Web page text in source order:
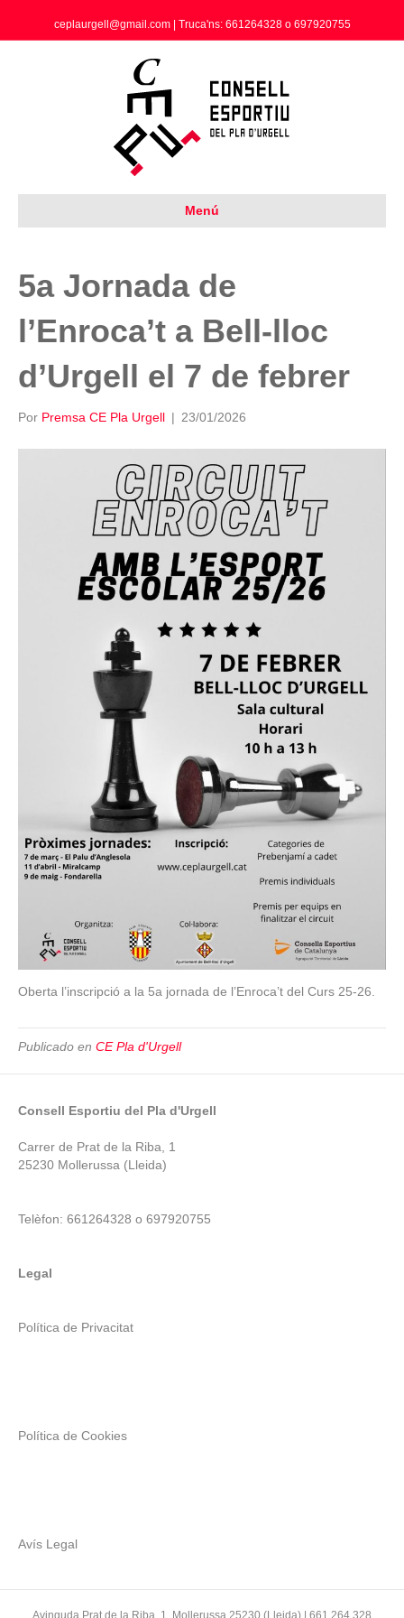
ceplaurgell@gmail.com | Truca'ns: 661264328 o 697920755
Menú
5a Jornada de
l’Enroca’t a Bell-lloc
d’Urgell el 7 de febrer
Por Premsa CE Pla Urgell | 23/01/2026
Oberta l’inscripció a la 5a jornada de l’Enroca’t del Curs 25-26.
Publicado en CE Pla d'Urgell
Consell Esportiu del Pla d'Urgell
Carrer de Prat de la Riba, 1
25230 Mollerussa (Lleida)
Telèfon: 661264328 o 697920755
Legal
Política de Privacitat
Política de Cookies
Avís Legal
Avinguda Prat de la Riba, 1, Mollerussa 25230 (Lleida) | 661 264 328